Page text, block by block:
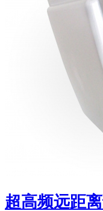
超高频远距